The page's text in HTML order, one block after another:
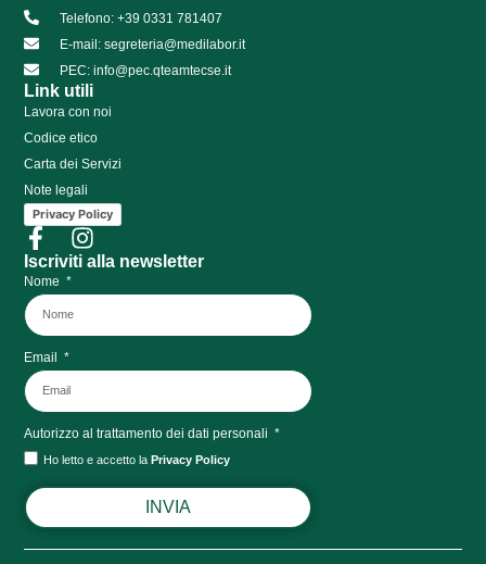
Telefono: +39 0331 781407
E-mail: segreteria@medilabor.it
PEC: info@pec.qteamtecse.it
Link utili
Lavora con noi
Codice etico
Carta dei Servizi
Note legali
Privacy Policy
Iscriviti alla newsletter
Nome
Email
Autorizzo al trattamento dei dati personali
Ho letto e accetto laPrivacy Policy
INVIA